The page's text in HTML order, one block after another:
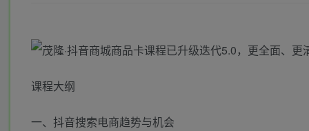
课程大纲
一、抖音搜索电商趋势与机会